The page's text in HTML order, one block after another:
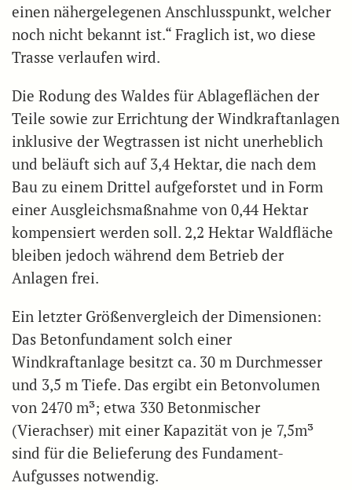
einen nähergelegenen Anschlusspunkt, welcher
noch nicht bekannt ist.“ Fraglich ist, wo diese
Trasse verlaufen wird.
Die Rodung des Waldes für Ablageflächen der
Teile sowie zur Errichtung der Windkraftanlagen
inklusive der Wegtrassen ist nicht unerheblich
und beläuft sich auf 3,4 Hektar, die nach dem
Bau zu einem Drittel aufgeforstet und in Form
einer Ausgleichsmaßnahme von 0,44 Hektar
kompensiert werden soll. 2,2 Hektar Waldfläche
bleiben jedoch während dem Betrieb der
Anlagen frei.
Ein letzter Größenvergleich der Dimensionen:
Das Betonfundament solch einer
Windkraftanlage besitzt ca. 30 m Durchmesser
und 3,5 m Tiefe. Das ergibt ein Betonvolumen
von 2470 m³; etwa 330 Betonmischer
(Vierachser) mit einer Kapazität von je 7,5m³
sind für die Belieferung des Fundament-
Aufgusses notwendig.